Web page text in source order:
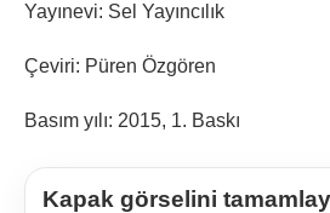
Yayınevi: Sel Yayıncılık
Çeviri: Püren Özgören
Basım yılı: 2015, 1. Baskı
Kapak görselini